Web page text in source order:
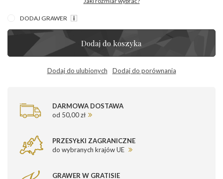
DODAJ GRAWER
Dodaj do koszyka
Dodaj do ulubionych Dodaj do porównania
DARMOWA DOSTAWA
od 50,00 zł
PRZESYŁKI ZAGRANICZNE
do wybranych krajów UE
GRAWER W GRATISIE